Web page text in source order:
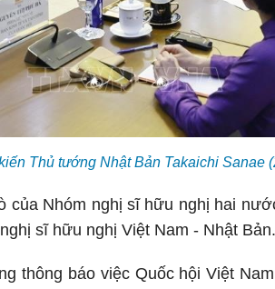
Thủ tướng Nhật Bản Takaichi Sanae
của Nhóm nghị sĩ hữu nghị hai
sĩ hữu nghị Việt Nam - Nhật Bản.
thông báo việc Quốc hội Việt